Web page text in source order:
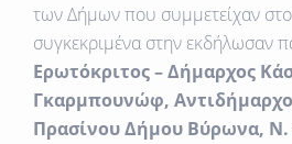
των Δήμων που συμμετείχαν
συγκεκριμένα στην εκδήλωσαν
Ερωτόκριτος – Δήμαρχος
Γκαρμπουνώφ,
Πρασίνου Δήμου Βύρωνα, Ν.